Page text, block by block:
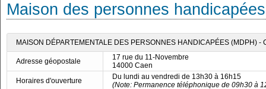
Maison des personnes
MAISON DÉPARTEMENTALE DES PERSONNES HANDICAPÉES (MDPH) -
Adresse géopostale
17 rue du 11-Novembre
14000 Caen
Horaires d'ouverture
Du lundi au vendredi de 13h30 à 16h15
(Note: Permanence téléphonique de 09h30 à